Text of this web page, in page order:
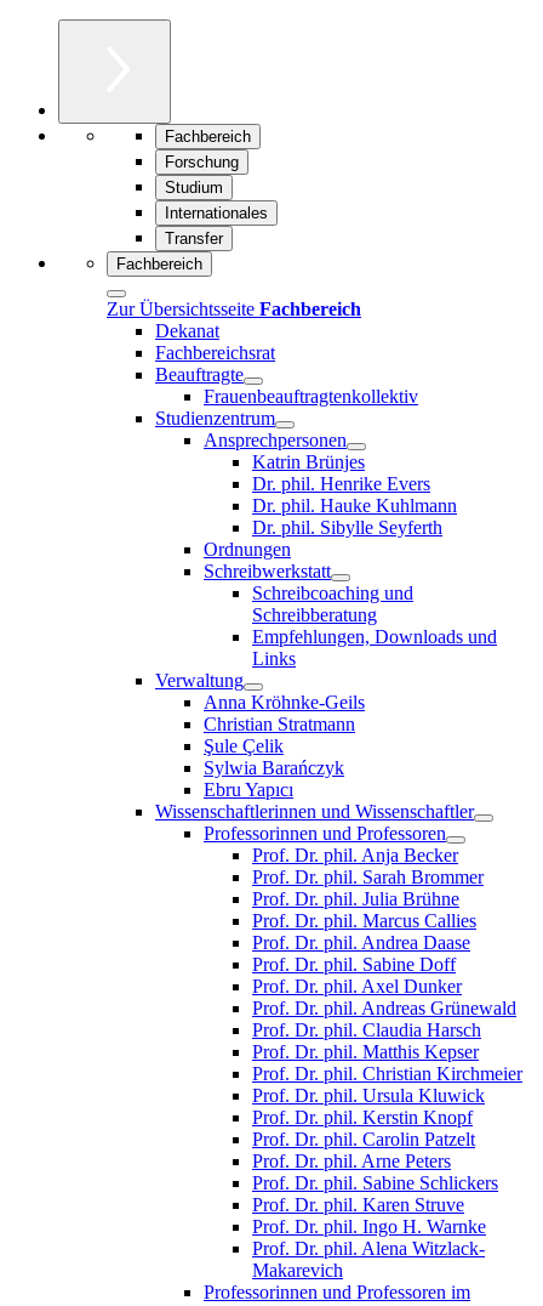
Fachbereich
Forschung
Studium
Internationales
Transfer
Fachbereich
Zur Übersichtsseite Fachbereich
Dekanat
Fachbereichsrat
Beauftragte
Frauenbeauftragtenkollektiv
Studienzentrum
Ansprechpersonen
Katrin Brünjes
Dr. phil. Henrike Evers
Dr. phil. Hauke Kuhlmann
Dr. phil. Sibylle Seyferth
Ordnungen
Schreibwerkstatt
Schreibcoaching und
Schreibberatung
Empfehlungen, Downloads und
Links
Verwaltung
Anna Kröhnke-Geils
Christian Stratmann
Şule Çelik
Sylwia Barańczyk
Ebru Yapıcı
Wissenschaftlerinnen und Wissenschaftler
Professorinnen und Professoren
Prof. Dr. phil. Anja Becker
Prof. Dr. phil. Sarah Brommer
Prof. Dr. phil. Julia Brühne
Prof. Dr. phil. Marcus Callies
Prof. Dr. phil. Andrea Daase
Prof. Dr. phil. Sabine Doff
Prof. Dr. phil. Axel Dunker
Prof. Dr. phil. Andreas Grünewald
Prof. Dr. phil. Claudia Harsch
Prof. Dr. phil. Matthis Kepser
Prof. Dr. phil. Christian Kirchmeier
Prof. Dr. phil. Ursula Kluwick
Prof. Dr. phil. Kerstin Knopf
Prof. Dr. phil. Carolin Patzelt
Prof. Dr. phil. Arne Peters
Prof. Dr. phil. Sabine Schlickers
Prof. Dr. phil. Karen Struve
Prof. Dr. phil. Ingo H. Warnke
Prof. Dr. phil. Alena Witzlack-
Makarevich
Professorinnen und Professoren im